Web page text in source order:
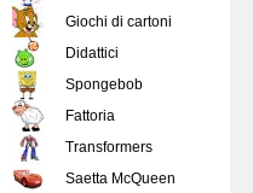
Giochi di cartoni
Didattici
Spongebob
Fattoria
Transformers
Saetta McQueen